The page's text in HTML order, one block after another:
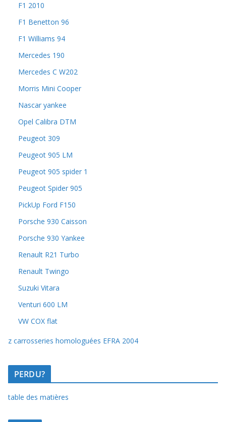
F1 2010
F1 Benetton 96
F1 Williams 94
Mercedes 190
Mercedes C W202
Morris Mini Cooper
Nascar yankee
Opel Calibra DTM
Peugeot 309
Peugeot 905 LM
Peugeot 905 spider 1
Peugeot Spider 905
PickUp Ford F150
Porsche 930 Caisson
Porsche 930 Yankee
Renault R21 Turbo
Renault Twingo
Suzuki Vitara
Venturi 600 LM
VW COX flat
z carrosseries homologuées EFRA 2004
PERDU?
table des matières